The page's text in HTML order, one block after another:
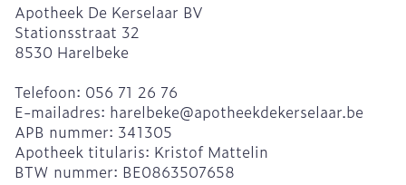
Apotheek De Kerselaar BV
Stationsstraat 32
8530 Harelbeke
Telefoon: 056 71 26 76
E-mailadres: harelbeke@apotheekdekerselaar.be
APB nummer: 341305
Apotheek titularis: Kristof Mattelin
BTW nummer: BE0863507658